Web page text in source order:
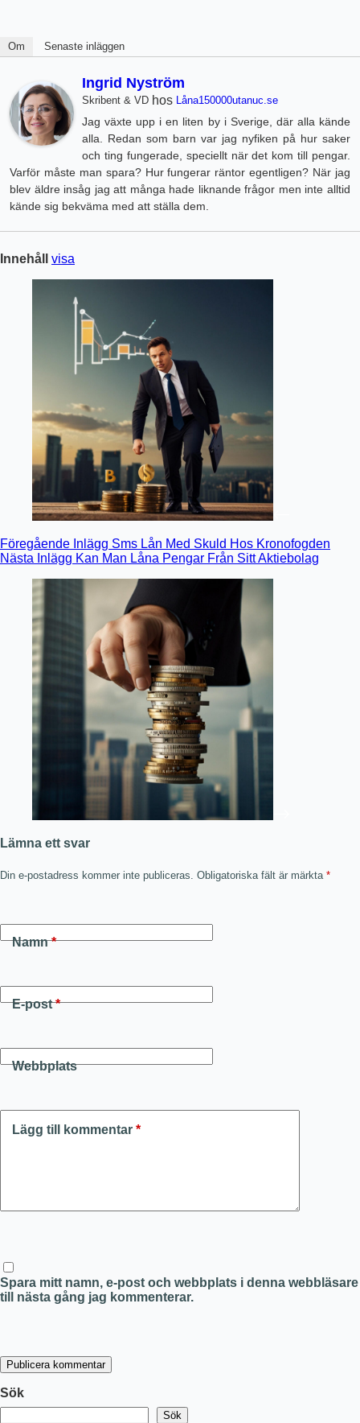
Om Senaste inläggen
Ingrid Nyström
Skribent & VD hos Låna150000utanuc.se
Jag växte upp i en liten by i Sverige, där alla kände
alla. Redan som barn var jag nyfiken på hur saker
och ting fungerade, speciellt när det kom till pengar.
Varför måste man spara? Hur fungerar räntor egentligen? När jag
blev äldre insåg jag att många hade liknande frågor men inte alltid
kände sig bekväma med att ställa dem.
Innehåll visa
Föregående Inlägg Sms Lån Med Skuld Hos Kronofogden
Nästa Inlägg Kan Man Låna Pengar Från Sitt Aktiebolag
Lämna ett svar
Din e-postadress kommer inte publiceras. Obligatoriska fält är märkta *
Namn*
E-post*
Webbplats
Lägg till kommentar *
Spara mitt namn, e-post och webbplats i denna webbläsare
till nästa gång jag kommenterar.
Publicera kommentar
Sök
Sök